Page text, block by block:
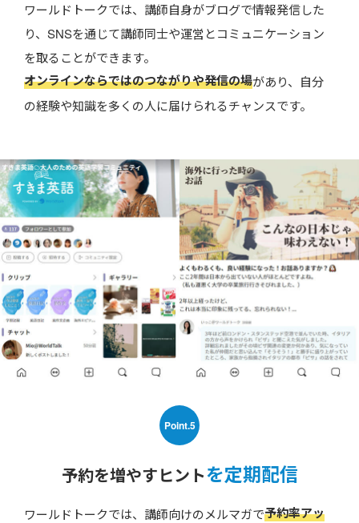
ワールドトークでは、講師自身がブログで情報発信した
り、SNSを通じて講師同士や運営とコミュニケーション
を取ることができます。
オンラインならではのつながりや発信の場があり、自分
の経験や知識を多くの人に届けられるチャンスです。
Point.5
予約を増やすヒントを定期配信
ワールドトークでは、講師向けのメルマガで予約率アッ